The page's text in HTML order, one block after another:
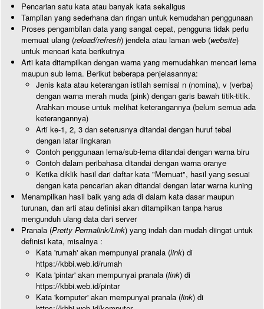
Pencarian satu kata atau banyak kata sekaligus
Tampilan yang sederhana dan ringan untuk kemudahan penggunaan
Proses pengambilan data yang sangat cepat, pengguna tidak perlu
memuat ulang (reload/refresh) jendela atau laman web (website)
untuk mencari kata berikutnya
Arti kata ditampilkan dengan warna yang memudahkan mencari lema
maupun sub lema. Berikut beberapa penjelasannya:
Jenis kata atau keterangan istilah semisal n (nomina), v (verba)
dengan warna merah muda (pink) dengan garis bawah titik-titik.
Arahkan mouse untuk melihat keterangannya (belum semua ada
keterangannya)
Arti ke-1, 2, 3 dan seterusnya ditandai dengan huruf tebal
dengan latar lingkaran
Contoh penggunaan lema/sub-lema ditandai dengan warna biru
Contoh dalam peribahasa ditandai dengan warna oranye
Ketika diklik hasil dari daftar kata "Memuat", hasil yang sesuai
dengan kata pencarian akan ditandai dengan latar warna kuning
Menampilkan hasil baik yang ada di dalam kata dasar maupun
turunan, dan arti atau definisi akan ditampilkan tanpa harus
mengunduh ulang data dari server
Pranala (Pretty Permalink/Link) yang indah dan mudah diingat untuk
definisi kata, misalnya :
Kata 'rumah' akan mempunyai pranala (link) di
https://kbbi.web.id/rumah
Kata 'pintar' akan mempunyai pranala (link) di
https://kbbi.web.id/pintar
Kata 'komputer' akan mempunyai pranala (link) di